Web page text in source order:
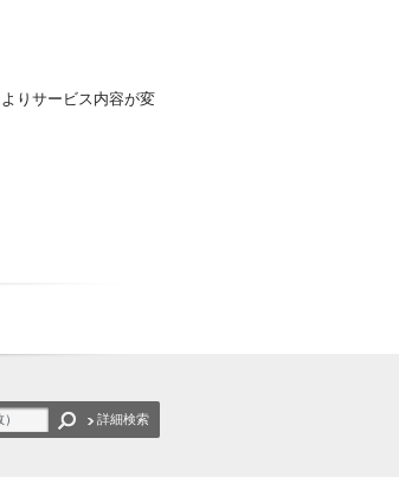
りサービス内容が変
詳細検索